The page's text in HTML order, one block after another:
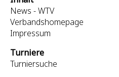
News - WTV
Verbandshomepage
Impressum
Turniere
Turniersuche